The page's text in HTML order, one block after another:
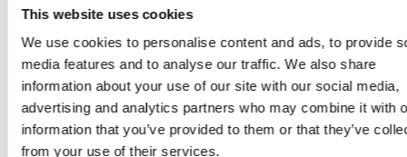
This website uses cookies
We use cookies to personalise content and ads, to provide
media features and to analyse our traffic. We also share
information about your use of our site with our social media,
advertising and analytics partners who may combine it with
information that you’ve provided to them or that they’ve
from your use of their services.
besteht in folgenden Fällen:
Wenn Sie die Richtigkeit Ihrer bei uns gespeicherten
personenbezogenen Daten bestreiten, benötigen
wir in der Regel Zeit, um dies zu überprüfen. Für die
Dauer der Prüfung haben Sie das Recht, die
Einschränkung der Verarbeitung Ihrer